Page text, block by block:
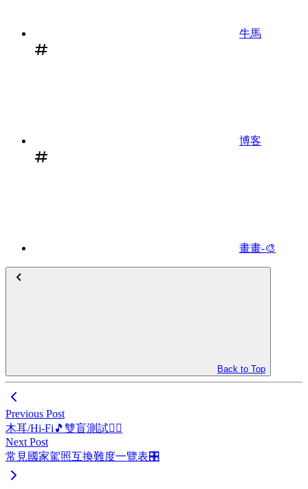
牛馬
博客
畫畫-🎨
Back to Top
Previous Post
木耳/Hi-Fi🎵雙盲測試👂🏻
Next Post
常見國家駕照互換難度一覽表🎛